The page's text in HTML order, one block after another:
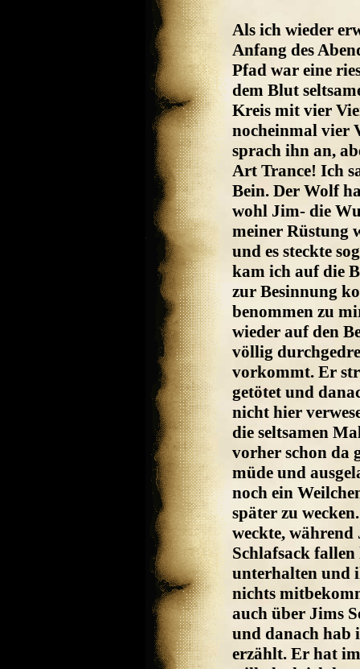
Als ich wieder
Anfang des
Pfad war eine
dem Blut
Kreis mit vier
nocheinmal vier
sprach ihn an,
Art Trance! Ich
Bein. Der Wolf
wohl Jim- die
meiner Rüstung
und es steckte
kam ich auf die
zur Besinnung
benommen zu
wieder auf den
völlig
vorkommt. Er
getötet und
nicht hier
die seltsamen
vorher schon da
müde und
noch ein
später zu
weckte,
Schlafsack
unterhalten und
nichts
auch über Jims
und danach hab
erzählt. Er hat